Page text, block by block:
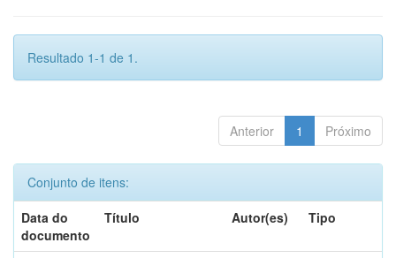
Resultado 1-1 de 1.
Anterior 1 Próximo
Conjunto de itens:
Data do
documento
Título Autor(es) Tipo